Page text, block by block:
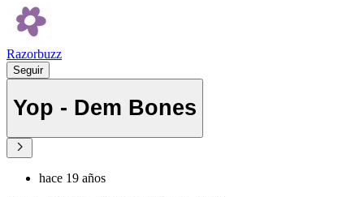
Razorbuzz
Seguir
Yop - Dem Bones
hace 19 años